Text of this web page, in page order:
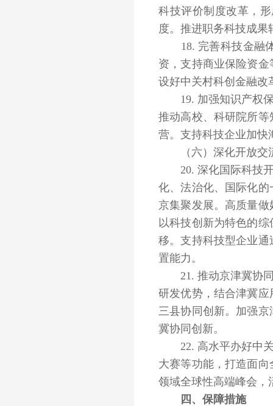
科技评价制度改革，
度。推进职务科技成
18. 完善科技金融体
资，支持商业保险资
设好中关村科创金融改
19. 加强知识产权保
推动高校、科研院所
营。支持科技企业加快
（六）深化开放交流
20. 深化国际科技开
化、法治化、国际化
京集聚发展。高质量
以科技创新为特色的
移。支持科技型企业
置能力。
21. 推动京津冀协同
研发优势，结合津冀
三县协同创新。加强
冀协同创新。
22. 高水平办好中关
大赛等功能，打造面
领域全球性高端峰会，
四、保障措施